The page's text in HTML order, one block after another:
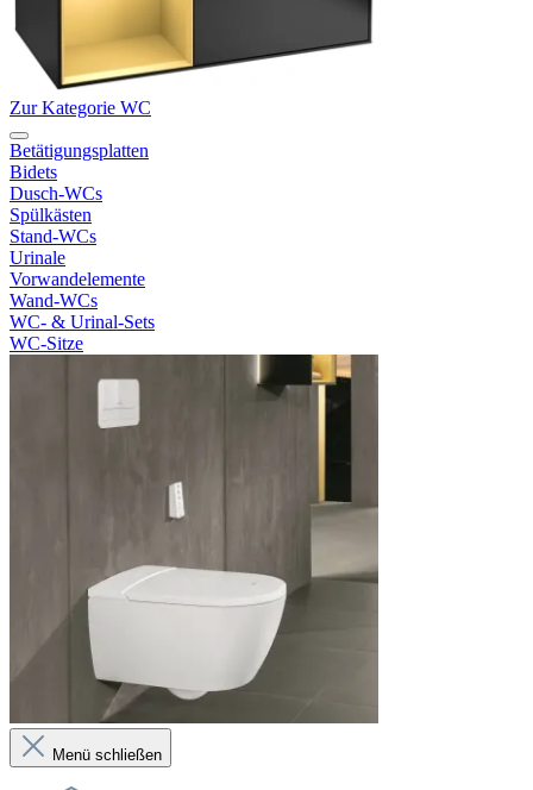
Zur Kategorie WC
Betätigungsplatten
Bidets
Dusch-WCs
Spülkästen
Stand-WCs
Urinale
Vorwandelemente
Wand-WCs
WC- & Urinal-Sets
WC-Sitze
Menü schließen